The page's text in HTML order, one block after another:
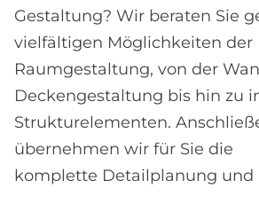
Gestaltung? Wir beraten Sie
vielfältigen Möglichkeiten der
Raumgestaltung, von der
Deckengestaltung bis hin zu
Strukturelementen.
übernehmen wir für Sie die
komplette Detailplanung und